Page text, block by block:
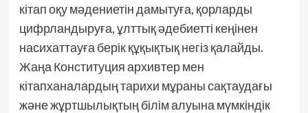
кітап оқу мәдениетін дамытуға, қорларды
цифрландыруға, ұлттық әдебиетті кеңінен
насихаттауға берік құқықтық негіз қалайды.
Жаңа Конституция архивтер мен
кітапханалардың тарихи мұраны сақтаудағы
және жұртшылықтың білім алуына мүмкіндік